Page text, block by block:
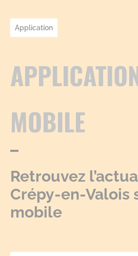
Application
MOBILE
Retrouvez
Crépy-en-Valois
mobile